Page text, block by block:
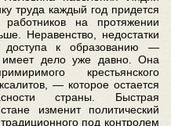
труда каждый год придется
на протяжении
Неравенство, недостатки
доступа к образованию —
дело уже давно. Она
крестьянского
— которое остается
страны. Быстрая
изменит политический
под контролем